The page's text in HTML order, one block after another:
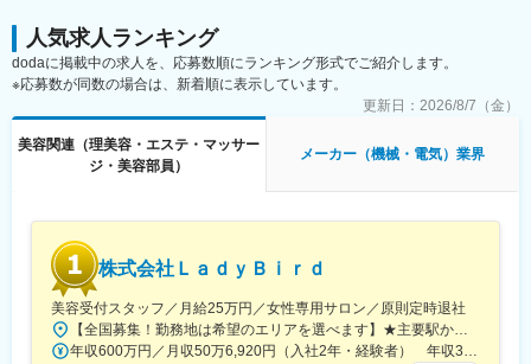
(5)店頭での接客・商品説明（カウンセリング型提案）
＼活かせる経験／
・KPI管理、対応品質改善
・業務フロー設計・改善、効率化推進
・顧客の声（VOC）をサービス改善に繋げる力
ら設計可能
・自ら作った育成プログラムが成果（売上・リピート）に直結
・少数精鋭でスピーディに改善を回せる環境
■ReDについて
ReDは血行から毎日を元気にする24時間リカバリーウェアです。
極微細に粉砕された8つの天然鉱石を独自配合で繊維に練り込むこ
人気求人ランキング
dodaに掲載中の求人を、応募数順にランキング形式でご紹介します。
※応募数が同数の場合は、新着順に表示しています。
更新日： 2026/8/7（金）
美容関連（理美容・エステ・マッサー
ジ・美容部員）
メーカー（機械・電気）業界
株式会社ＬａｄｙＢｉｒｄ
美容受付スタッフ／月給25万円／女性専用サロン／原則定時退社